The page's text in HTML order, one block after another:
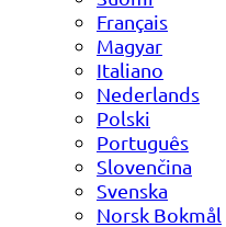
Français
Magyar
Italiano
Nederlands
Polski
Português
Slovenčina
Svenska
Norsk Bokmål